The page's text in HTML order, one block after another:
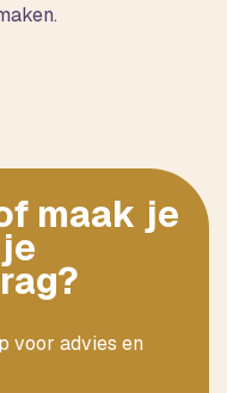
maak je
voor advies en